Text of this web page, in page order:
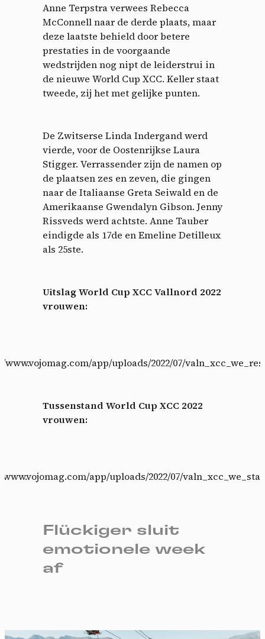
Anne Terpstra verwees Rebecca
McConnell naar de derde plaats, maar
deze laatste behield door betere
prestaties in de voorgaande
wedstrijden nog nipt de leiderstrui in
de nieuwe World Cup XCC. Keller staat
tweede, zij het met gelijke punten.
De Zwitserse Linda Indergand werd
vierde, voor de Oostenrijkse Laura
Stigger. Verrassender zijn de namen op
de plaatsen zes en zeven, die gingen
naar de Italiaanse Greta Seiwald en de
Amerikaanse Gwendalyn Gibson. Jenny
Rissveds werd achtste. Anne Tauber
eindigde als 17de en Emeline Detilleux
als 25ste.
Uitslag World Cup XCC Vallnord 2022
vrouwen:
www.vojomag.com/app/uploads/2022/07/
Tussenstand World Cup XCC 2022
vrouwen:
app/uploads/2022/07/
Flückiger sluit
emotionele week
af